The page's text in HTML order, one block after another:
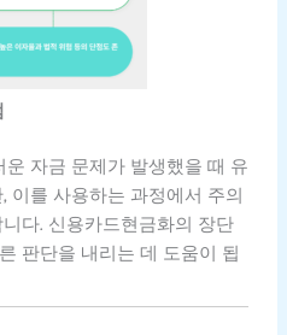
자금 문제가 발생했을 때 유
이를 사용하는 과정에서 주의
다. 신용카드현금화의 장단
판단을 내리는 데 도움이 됩